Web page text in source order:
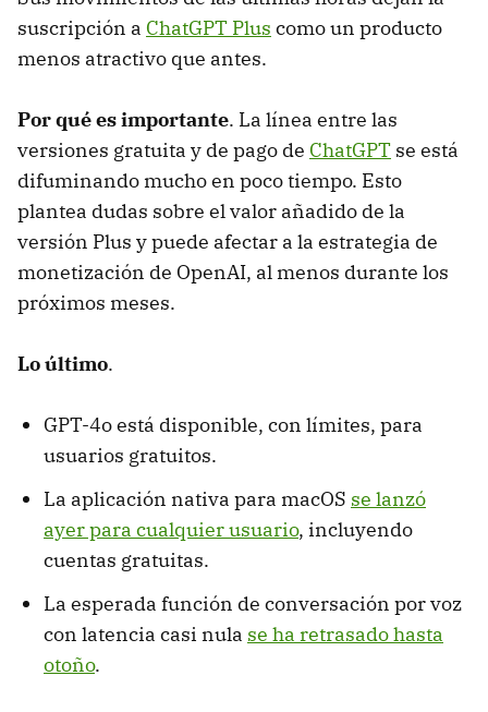
suscripción a ChatGPT Plus como un producto
menos atractivo que antes.
Por qué es importante. La línea entre las
versiones gratuita y de pago de ChatGPT se está
difuminando mucho en poco tiempo. Esto
plantea dudas sobre el valor añadido de la
versión Plus y puede afectar a la estrategia de
monetización de OpenAI, al menos durante los
próximos meses.
Lo último.
GPT-4o está disponible, con límites, para
usuarios gratuitos.
La aplicación nativa para macOS se lanzó
ayer para cualquier usuario, incluyendo
cuentas gratuitas.
La esperada función de conversación por voz
con latencia casi nula se ha retrasado hasta
otoño.